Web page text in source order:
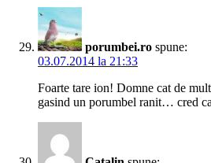
porumbei.ro spune:
03.07.2014 la 21:33
Foarte tare ion! Domne cat de
gasind un porumbel ranit… cred